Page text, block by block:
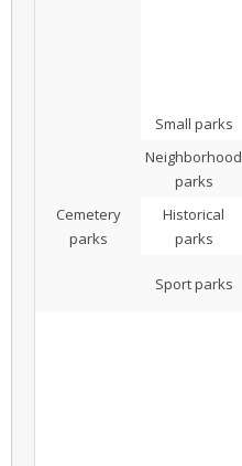
Small parks
Cemetery
parks
Neighborhood
parks
Historical
parks
Sport parks